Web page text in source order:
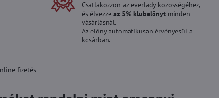
Csatlakozzon az everlady közösségéhez,
és élvezzeaz 5% klubelőnyt minden
vásárlásnál.
Az előny automatikusan érvényesül a
kosárban.
fizetés